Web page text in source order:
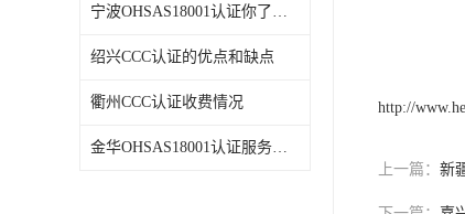
宁波OHSAS18001认证你了解吗
绍兴CCC认证的优点和缺点
衢州CCC认证收费情况
金华OHSAS18001认证服务项目
http://
上一篇： 新